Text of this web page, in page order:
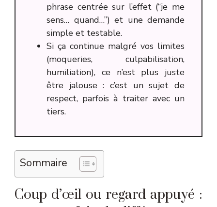
phrase centrée sur l’effet (“je me
sens… quand…”) et une demande
simple et testable.
Si ça continue malgré vos limites
(moqueries, culpabilisation,
humiliation), ce n’est plus juste
être jalouse : c’est un sujet de
respect, parfois à traiter avec un
tiers.
Sommaire
Coup d’œil ou regard appuyé :